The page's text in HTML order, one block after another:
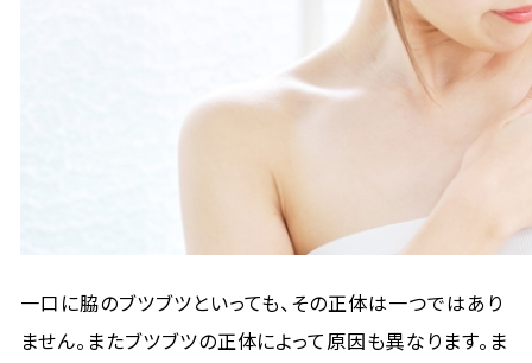
一口に脇のブツブツといっても、その正体は一つではあり
ません。またブツブツの正体によって原因も異なります。ま